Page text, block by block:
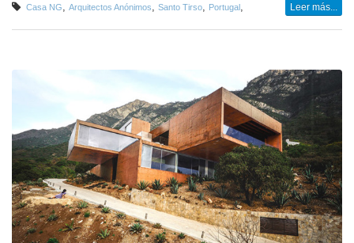
Casa NG, Arquitectos Anónimos, Santo Tirso, Portugal, Leer más...